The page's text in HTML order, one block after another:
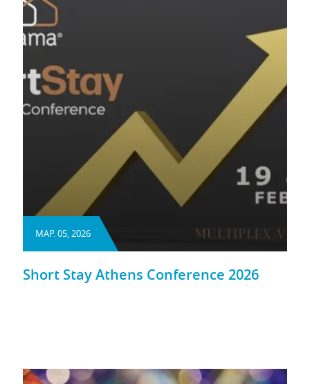
ΜΑΡ. 05, 2026
Short Stay Athens Conference 2026